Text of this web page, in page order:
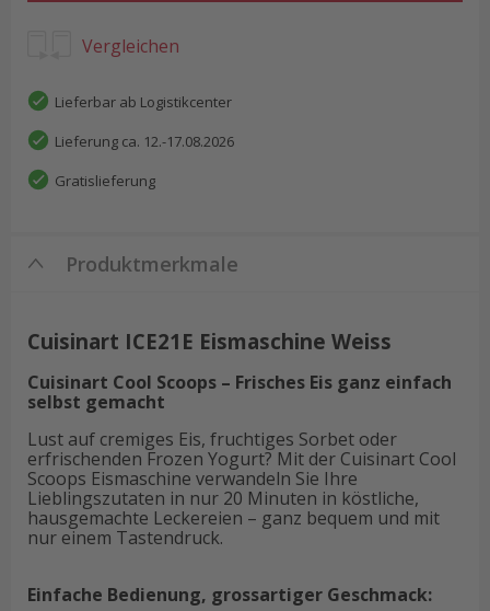
Vergleichen
Lieferbar ab Logistikcenter
Lieferung ca. 12.-17.08.2026
Gratislieferung
Produktmerkmale
Cuisinart ICE21E Eismaschine Weiss
Cuisinart Cool Scoops – Frisches Eis ganz einfach
selbst gemacht
Lust auf cremiges Eis, fruchtiges Sorbet oder
erfrischenden Frozen Yogurt? Mit der Cuisinart Cool
Scoops Eismaschine verwandeln Sie Ihre
Lieblingszutaten in nur 20 Minuten in köstliche,
hausgemachte Leckereien – ganz bequem und mit
nur einem Tastendruck.
Einfache Bedienung, grossartiger Geschmack: